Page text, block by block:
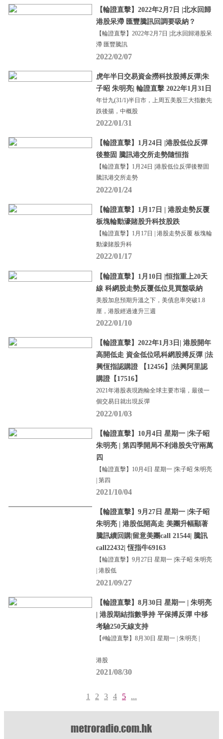
【輪證直擊】2022年2月7日 |北水回歸
港股呆滯 匯豐騰訊回調要吸納？
【輪證直擊】2022年2月7日 |北水回歸港股呆
滯 匯豐騰訊
2022/02/07
虎年半日交易資金撈科技股搏反彈|朱
子昭 朱明亮| 輪證直擊 2022年1月31日
年廿九(31/1)半日市，上周五美股三大指數先
跌後揚，中概股
2022/01/31
【輪證直擊】1月24日 |港股低位反彈
後整固 騰訊港交所走勢隨恒指
【輪證直擊】1月24日 |港股低位反彈後整固
騰訊港交所走勢
2022/01/24
【輪證直擊】1月17日 | 港股走勢反覆
板塊輪動濠賭股升科技股跌
【輪證直擊】1月17日 | 港股走勢反覆 板塊輪
動濠賭股升科
2022/01/17
【輪證直擊】1月10日 |恒指重上20天
線 科網股走勢反覆低位見買盤吸納
美股加息預期升溫之下，美債息率突破1.8
厘，港股經過連升三週
2022/01/10
【輪證直擊】2022年1月3日| 港股開年
高開低走 資金低位吼科網股搏反彈 |法
興恆指認購證 【12456】|法興阿里認
購證【17516】
2021年港股表現跑輸全球主要市場，最後一
個交易日就出現反彈
2022/01/03
【輪證直擊】10月4日 星期一 |朱子昭
朱明亮 | 第四季開局不利港股失守兩萬
四
【輪證直擊】10月4日 星期一 |朱子昭 朱明亮
| 第四
2021/10/04
【輪證直擊】9月27日 星期一 |朱子昭
朱明亮 | 港股低開高走 美團升幅顯著
騰訊續回購|留意美團call 21544| 騰訊
call22432| 恆指牛69163
【輪證直擊】9月27日 星期一 |朱子昭 朱明亮
| 港股低
2021/09/27
【輪證直擊】8月30日 星期一 | 朱明亮
| 港股期結指數爭持 平保搏反彈 中移
考驗250天線支持
【#輪證直擊】8月30日 星期一 | 朱明亮 |
港股
2021/08/30
1 2 3 4 5 ...